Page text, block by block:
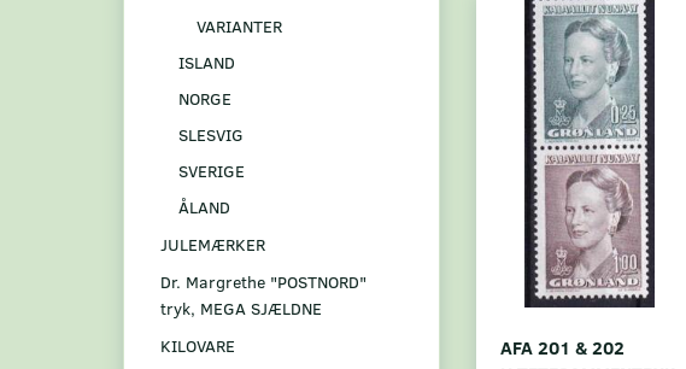
VARIANTER
ISLAND
NORGE
SLESVIG
SVERIGE
ÅLAND
JULEMÆRKER
Dr. Margrethe "POSTNORD"
tryk, MEGA SJÆLDNE
KILOVARE
AFA 201 & 202